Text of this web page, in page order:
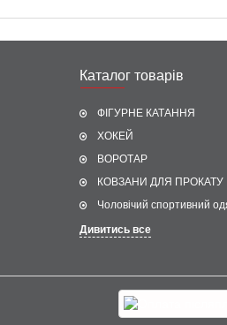
Каталог товарів
ФІГУРНЕ КАТАННЯ
ХОКЕЙ
ВОРОТАР
КОВЗАНИ ДЛЯ ПРОКАТУ
Чоловічий спортивний
Дивитись все